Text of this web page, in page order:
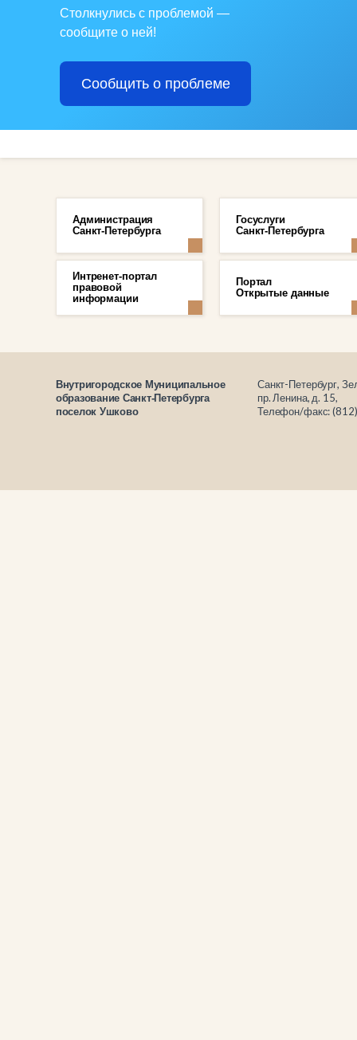
Столкнулись с проблемой —
сообщите о ней!
Сообщить о проблеме
Администрация
Санкт-Петербурга
Госуслуги
Санкт-Петербурга
Интренет-портал
правовой
информации
Портал
Открытые данные
Внутригородское Муниципальное
образование Санкт-Петербурга
поселок Ушково
Санкт-Петербург,
пр. Ленина, д. 15,
Телефон/факс: